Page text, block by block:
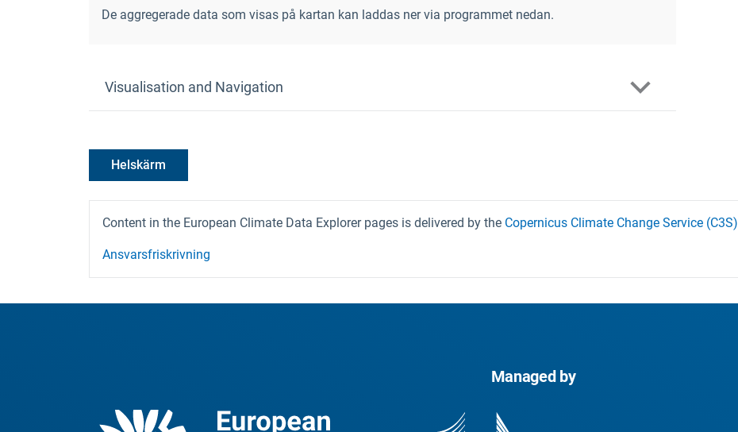
De aggregerade data som visas på kartan kan laddas ner via programmet nedan.
Visualisation and Navigation
Helskärm
Content in the European Climate Data Explorer pages is delivered by the Copernicus Climate Change Service (C3S)
Ansvarsfriskrivning
Managed by